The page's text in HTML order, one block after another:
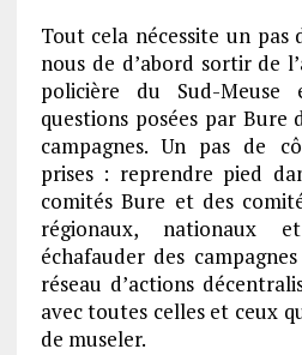
Tout cela nécessite un pas
nous de d’abord sortir de
policière du Sud-
questions posées par Bure
campagnes. Un pas de
prises : reprendre pied
comités Bure et des
régionaux, nationaux
échafauder des
réseau d’actions
avec toutes celles et ceux
de museler.